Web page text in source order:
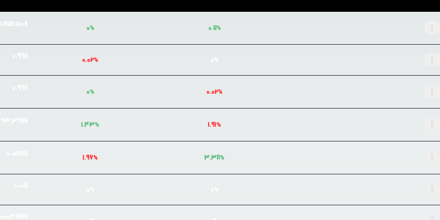
1,877.50$
0% 0.7%
0.02%
0% 0.02%
1.43% 1.91%
1.96% 3.38%